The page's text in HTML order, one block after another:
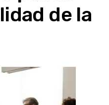
de la